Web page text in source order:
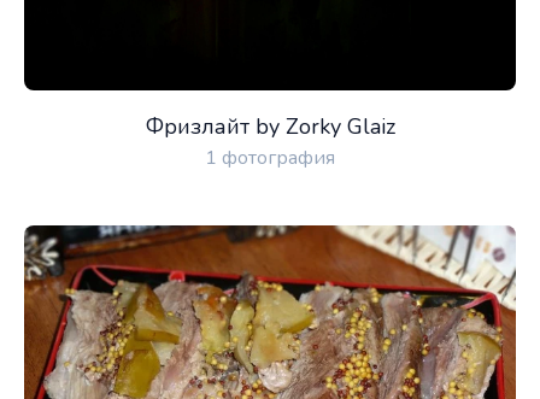
Фризлайт by Zorky Glaiz
1 фотография